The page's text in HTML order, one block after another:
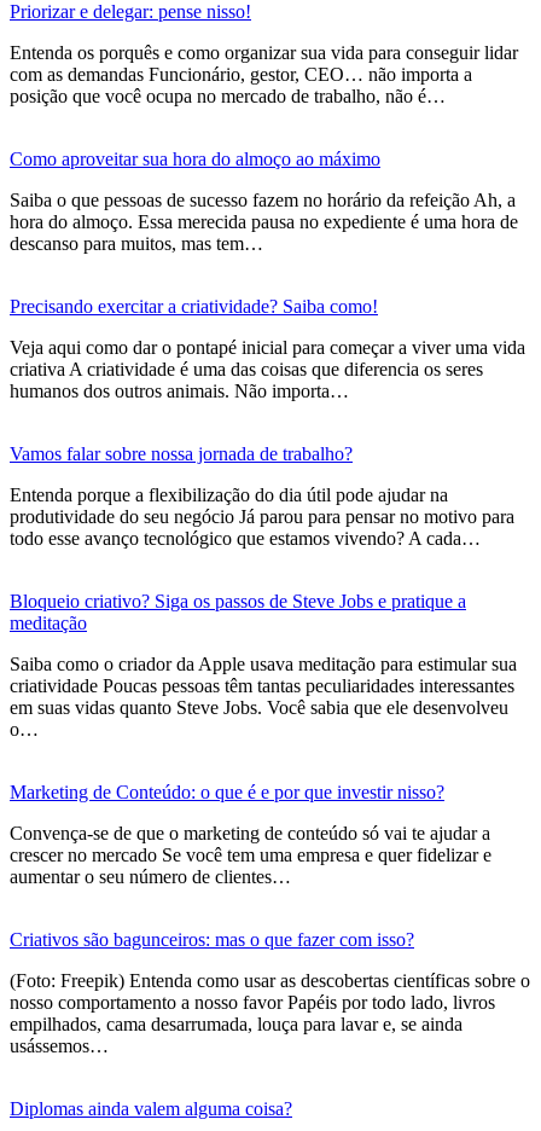
Priorizar e delegar: pense nisso!
Entenda os porquês e como organizar sua vida para conseguir lidar
com as demandas Funcionário, gestor, CEO… não importa a
posição que você ocupa no mercado de trabalho, não é…
Como aproveitar sua hora do almoço ao máximo
Saiba o que pessoas de sucesso fazem no horário da refeição Ah, a
hora do almoço. Essa merecida pausa no expediente é uma hora de
descanso para muitos, mas tem…
Precisando exercitar a criatividade? Saiba como!
Veja aqui como dar o pontapé inicial para começar a viver uma vida
criativa A criatividade é uma das coisas que diferencia os seres
humanos dos outros animais. Não importa…
Vamos falar sobre nossa jornada de trabalho?
Entenda porque a flexibilização do dia útil pode ajudar na
produtividade do seu negócio Já parou para pensar no motivo para
todo esse avanço tecnológico que estamos vivendo? A cada…
Bloqueio criativo? Siga os passos de Steve Jobs e pratique a
meditação
Saiba como o criador da Apple usava meditação para estimular sua
criatividade Poucas pessoas têm tantas peculiaridades interessantes
em suas vidas quanto Steve Jobs. Você sabia que ele desenvolveu
o…
Marketing de Conteúdo: o que é e por que investir nisso?
Convença-se de que o marketing de conteúdo só vai te ajudar a
crescer no mercado Se você tem uma empresa e quer fidelizar e
aumentar o seu número de clientes…
Criativos são bagunceiros: mas o que fazer com isso?
(Foto: Freepik) Entenda como usar as descobertas científicas sobre o
nosso comportamento a nosso favor Papéis por todo lado, livros
empilhados, cama desarrumada, louça para lavar e, se ainda
usássemos…
Diplomas ainda valem alguma coisa?